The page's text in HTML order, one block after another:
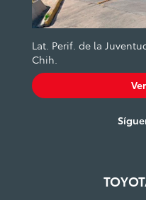
Lat. Perif. de la
Chih.